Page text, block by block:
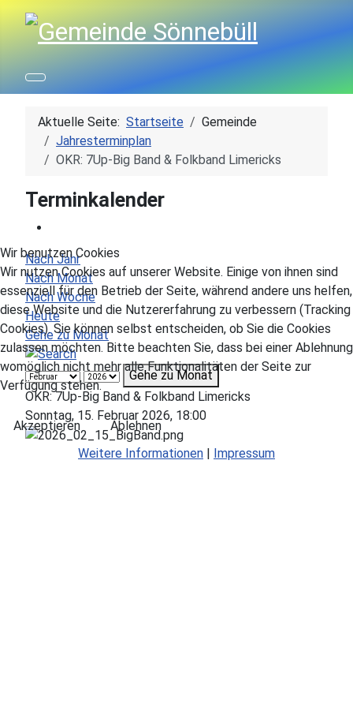
Aktuelle Seite: Startseite
Gemeinde
Jahresterminplan
OKR: 7Up-Big Band & Folkband Limericks
Terminkalender
Nach Jahr
Nach Monat
Nach Woche
Heute
Gehe zu Monat
Gehe zu Monat
OKR: 7Up-Big Band & Folkband Limericks
Sonntag, 15. Februar 2026, 18:00
Wir benutzen Cookies
Wir nutzen Cookies auf unserer Website. Einige von ihnen sind
essenziell für den Betrieb der Seite, während andere uns helfen,
diese Website und die Nutzererfahrung zu verbessern (Tracking
Cookies). Sie können selbst entscheiden, ob Sie die Cookies
zulassen möchten. Bitte beachten Sie, dass bei einer Ablehnung
womöglich nicht mehr alle Funktionalitäten der Seite zur
Verfügung stehen.
Akzeptieren
Ablehnen
Weitere Informationen | Impressum